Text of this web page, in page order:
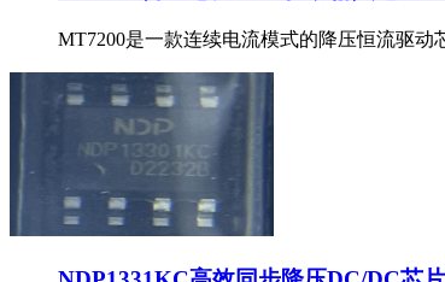
MT7200是一款连续电流模式的降压恒流驱